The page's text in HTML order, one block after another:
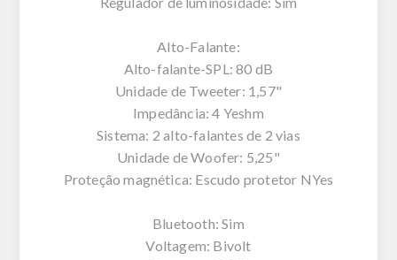
Alto-Falante:
Alto-falante-SPL: 80 dB
Unidade de Tweeter: 1,57"
Impedância: 4 Yeshm
Sistema: 2 alto-falantes de 2 vias
Unidade de Woofer: 5,25"
Proteção magnética: Escudo protetor NYes
Bluetooth: Sim
Voltagem: Bivolt